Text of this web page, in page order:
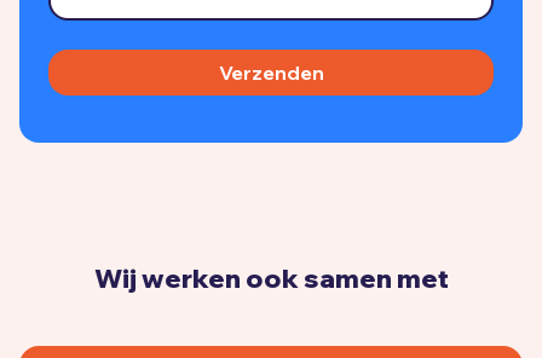
Wij werken ook samen met